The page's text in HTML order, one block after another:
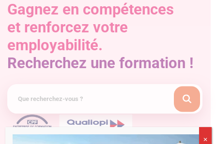
Gagnez en compétences
et renforcez votre
employabilité.
Recherchez une formation !
✕